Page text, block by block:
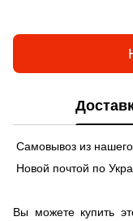
Самовывоз из
Новой почтой по
Вы можете купить